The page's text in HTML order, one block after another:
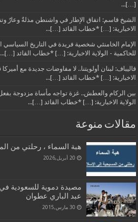
[…]...
الشيخ قاسم: اتفاق الإطار في واشنطن مذلةٌ وعارٌ
الاخبارية: […] *خطاب القائد […]...
الإمام الخامنئي شخصية فريدة في التاريخ السياسي
للحاكمية - الولاية الاخبارية: […] *خطاب القائد […]...
قاليباف: لبنان أولويتنا.. لا مفاوضات جديدة مع أميركا
الاخبارية: […] *خطاب القائد […]...
بين الركام والعطش.. غزة تواجه مأساة مزدوجة بفعل
الولاية الاخبارية: […] *خطاب القائد […]...
مقالات منوعة
هبة السماء ، رحلتي من
20 أبريل,2026
مصيدة دموية للسعودية في
عبد الباري عطوان
30 مارس,2015